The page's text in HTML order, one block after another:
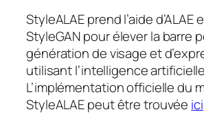
StyleALAE prend l’aide d’ALAE
StyleGAN pour élever la barre
génération de visage et
utilisant l’intelligence
L’implémentation officielle du
StyleALAE peut être trouvée ici